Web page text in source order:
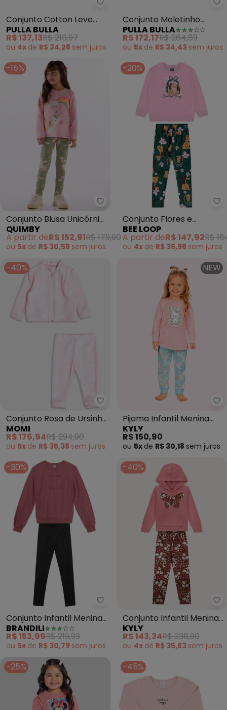
Pulla Bulla - Conjunto Cotton
Conjunto Cotton Leve
(Rosa)
PULLA BULLA
R$ 137,13R$ 210,97
ou 4x de R$ 34,28 sem juros
Conjunto Moletinho
(Rosa)
PULLA BULLA
R$ 172,17R$ 264,89
ou 5x de R$ 34,43 sem juros
-15%
Quimby - Conjunto Blusa
Conjunto Blusa Unicórnio
Legging Rosa
QUIMBY
A partir deR$ 152,91R$ 179,90
ou 5x de R$ 30,58 sem juros
-20%
Conjunto Flores e
Focinhos Menina Rosa
BEE LOOP
A partir deR$ 147,92R$
ou 4x de R$ 36,98 sem juros
-40%
Momi - Conjunto Rosa de
Conjunto Rosa de Ursinho
(Rosa)
MOMI
R$ 176,94R$ 294,90
ou 5x de R$ 35,38 sem juros
NEW
Pijama Infantil Menina
Coelinho (Rosa)
KYLY
R$ 150,90
ou 5x de R$ 30,18 sem juros
-30%
Brandili - Conjunto Infantil
Conjunto Infantil Menina
(Rosa)
BRANDILI
R$ 153,99R$ 219,99
ou 5x de R$ 30,79 sem juros
-40%
Conjunto Infantil Menina
Borboleta (Rosa)
KYLY
R$ 143,34R$ 238,90
ou 4x de R$ 35,83 sem juros
-25% -45%